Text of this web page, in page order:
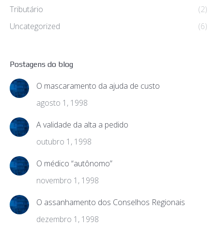
Tributário
(2)
Uncategorized
(6)
Postagens do blog
O mascaramento da ajuda de custo
agosto 1, 1998
A validade da alta a pedido
outubro 1, 1998
O médico “autônomo”
novembro 1, 1998
O assanhamento dos Conselhos Regionais
dezembro 1, 1998